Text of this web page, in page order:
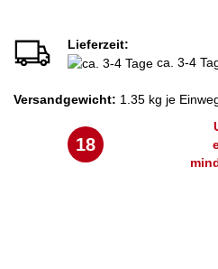
Lieferzeit:
ca. 3-4
Versandgewicht: 1.35 kg je
18